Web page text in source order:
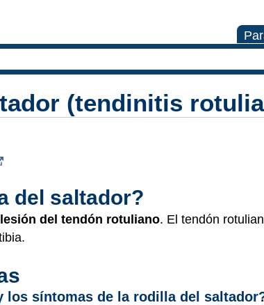
(tendinitis
del saltador?
lesión del tendón rotuliano. El tendón
los síntomas de la rodilla del